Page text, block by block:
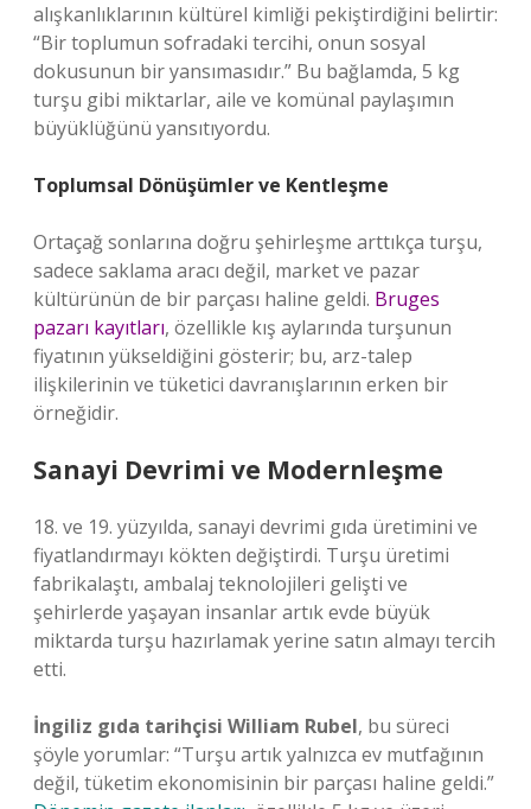
alışkanlıklarının kültürel kimliği pekiştirdiğini belirtir:
“Bir toplumun sofradaki tercihi, onun sosyal
dokusunun bir yansımasıdır.” Bu bağlamda, 5 kg
turşu gibi miktarlar, aile ve komünal paylaşımın
büyüklüğünü yansıtıyordu.
Toplumsal Dönüşümler ve Kentleşme
Ortaçağ sonlarına doğru şehirleşme arttıkça turşu,
sadece saklama aracı değil, market ve pazar
kültürünün de bir parçası haline geldi. Bruges
pazarı kayıtları, özellikle kış aylarında turşunun
fiyatının yükseldiğini gösterir; bu, arz-talep
ilişkilerinin ve tüketici davranışlarının erken bir
örneğidir.
Sanayi Devrimi ve Modernleşme
18. ve 19. yüzyılda, sanayi devrimi gıda üretimini ve
fiyatlandırmayı kökten değiştirdi. Turşu üretimi
fabrikalaştı, ambalaj teknolojileri gelişti ve
şehirlerde yaşayan insanlar artık evde büyük
miktarda turşu hazırlamak yerine satın almayı tercih
etti.
İngiliz gıda tarihçisi William Rubel, bu süreci
şöyle yorumlar: “Turşu artık yalnızca ev mutfağının
değil, tüketim ekonomisinin bir parçası haline geldi.”